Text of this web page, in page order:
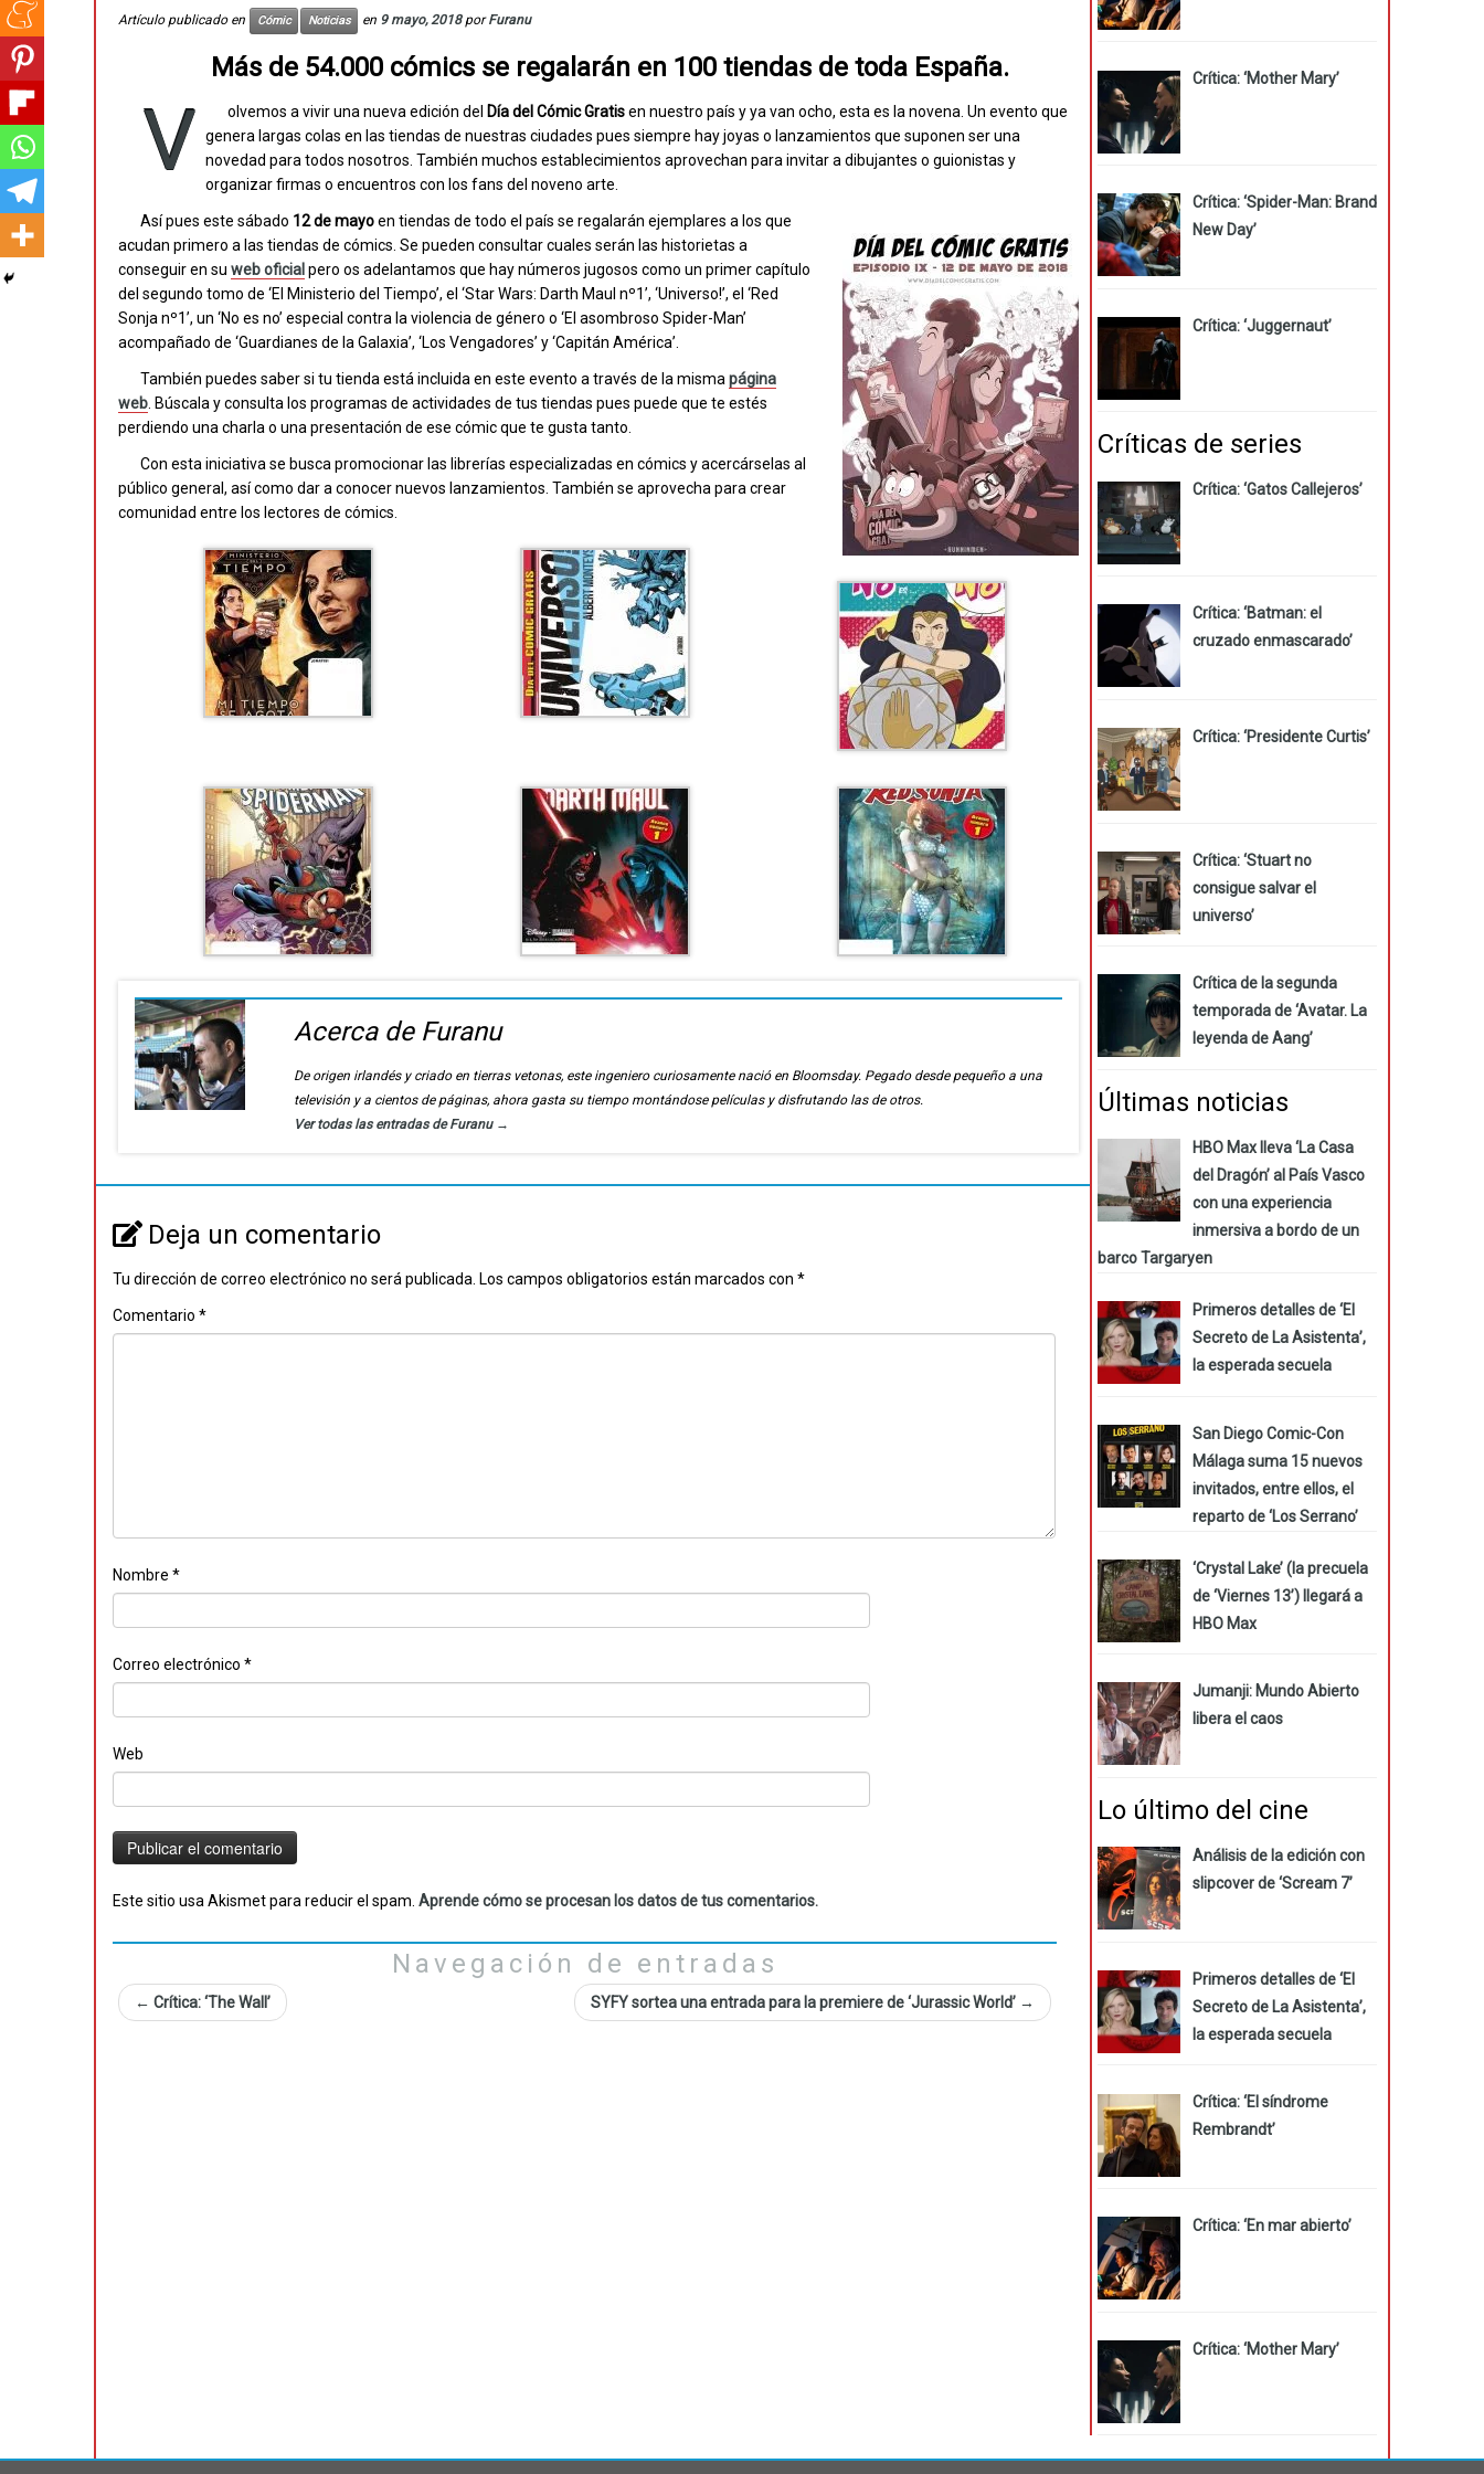
Artículo publicado en Cómic Noticias en 9 mayo, 2018 porFuranu
Más de 54.000 cómics se regalarán en 100 tiendas de toda España.
V olvemos a vivir una nueva edición del Día del Cómic Gratisen nuestro país y ya van ocho, esta es la novena. Un evento que
genera largas colas en las tiendas de nuestras ciudades pues siempre hay joyas o lanzamientos que suponen ser una
novedad para todos nosotros. También muchos establecimientos aprovechan para invitar a dibujantes o guionistas y
organizar firmas o encuentros con los fans del noveno arte.
Así pues este sábado 12 de mayoen tiendas de todo el país se regalarán ejemplares a los que
acudan primero a las tiendas de cómics. Se pueden consultar cuales serán las historietas a
conseguir en su web oficial pero os adelantamos que hay números jugosos como un primer capítulo
del segundo tomo de ‘El Ministerio del Tiempo’, el ‘Star Wars: Darth Maul nº1’, ‘Universo!’, el ‘Red
Sonja nº1’, un ‘No es no’ especial contra la violencia de género o ‘El asombroso Spider-Man’
acompañado de ‘Guardianes de la Galaxia’, ‘Los Vengadores’ y ‘Capitán América’.
También puedes saber si tu tienda está incluida en este evento a través de la misma página
web . Búscala y consulta los programas de actividades de tus tiendas pues puede que te estés
perdiendo una charla o una presentación de ese cómic que te gusta tanto.
Con esta iniciativa se busca promocionar las librerías especializadas en cómics y acercárselas al
público general, así como dar a conocer nuevos lanzamientos. También se aprovecha para crear
comunidad entre los lectores de cómics.
Acerca de Furanu
De origen irlandés y criado en tierras vetonas, este ingeniero curiosamente nació en Bloomsday. Pegado desde pequeño a una
televisión y a cientos de páginas, ahora gasta su tiempo montándose películas y disfrutando las de otros.
Ver todas las entradas de Furanu →
Deja un comentario
Tu dirección de correo electrónico no será publicada. Los campos obligatorios están marcados con *
Comentario *
Nombre *
Correo electrónico *
Web
Este sitio usa Akismet para reducir el spam. Aprende cómo se procesan los datos de tus comentarios.
Navegación de entradas
← Crítica: ‘The Wall’ SYFY sortea una entrada para la premiere de ‘Jurassic World’ →
Crítica: ‘Mother Mary’
Crítica: ‘Spider-Man: Brand
New Day’
Crítica: ‘Juggernaut’
Críticas de series
Crítica: ‘Gatos Callejeros’
Crítica: ‘Batman: el
cruzado enmascarado’
Crítica: ‘Presidente Curtis’
Crítica: ‘Stuart no
consigue salvar el
universo’
Crítica de la segunda
temporada de ‘Avatar. La
leyenda de Aang’
Últimas noticias
HBO Max lleva ‘La Casa
del Dragón’ al País Vasco
con una experiencia
inmersiva a bordo de un
barco Targaryen
Primeros detalles de ‘El
Secreto de La Asistenta’,
la esperada secuela
San Diego Comic-Con
Málaga suma 15 nuevos
invitados, entre ellos, el
reparto de ‘Los Serrano’
‘Crystal Lake’ (la precuela
de ‘Viernes 13’) llegará a
HBO Max
Jumanji: Mundo Abierto
libera el caos
Lo último del cine
Análisis de la edición con
slipcover de ‘Scream 7’
Primeros detalles de ‘El
Secreto de La Asistenta’,
la esperada secuela
Crítica: ‘El síndrome
Rembrandt’
Crítica: ‘En mar abierto’
Crítica: ‘Mother Mary’